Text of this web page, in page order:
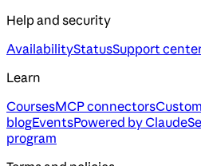
Help and security
AvailabilityStatusSupport
Learn
CoursesMCP connectors
blogEventsPowered by Claude
program